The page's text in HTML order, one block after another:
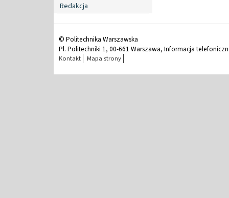
Redakcja
© Politechnika Warszawska
Pl. Politechniki 1, 00-661 Warszawa, Informacja
Kontakt Mapa strony